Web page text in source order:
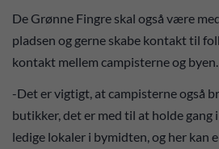
De Grønne Fingre skal også være
pladsen og gerne skabe kontakt til
kontakt mellem campisterne og byen.
-Det er vigtigt, at campisterne også
butikker, det er med til at holde gang
ledige lokaler i bymidten, og her kan